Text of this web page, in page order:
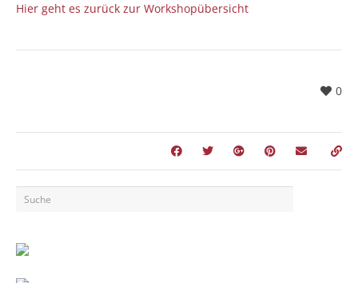
Hier geht es zurück zur Workshopübersicht
0